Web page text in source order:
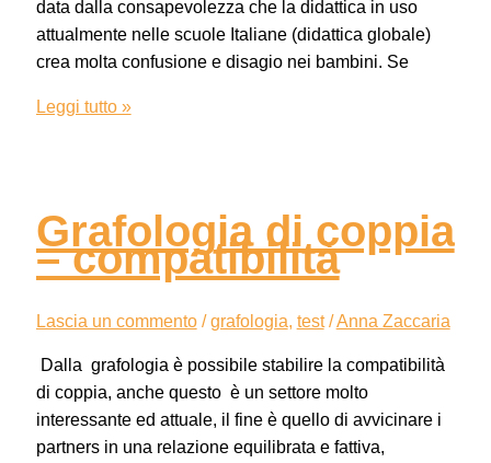
data dalla consapevolezza che la didattica in uso
attualmente nelle scuole Italiane (didattica globale)
crea molta confusione e disagio nei bambini. Se
Leggi tutto »
Grafologia di coppia
– compatibilità
Lascia un commento /grafologia, test/Anna Zaccaria
Dalla grafologia è possibile stabilire la compatibilità
di coppia, anche questo è un settore molto
interessante ed attuale, il fine è quello di avvicinare i
partners in una relazione equilibrata e fattiva,